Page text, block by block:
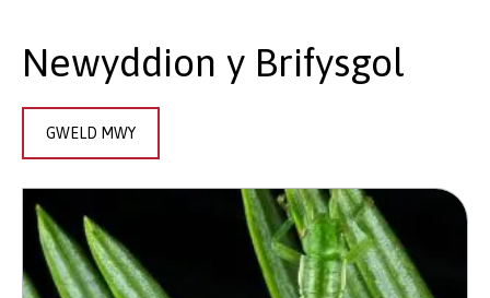
Newyddion y Brifysgol
GWELD MWY